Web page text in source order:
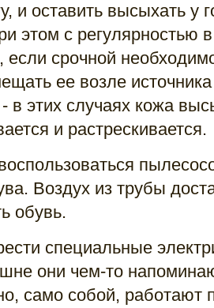
и оставить высыхать у
этом с регулярностью
если срочной
ее возле
в этих случаях кожа
и растрескивается.
Воздух из трубы
обувь.
специальные
они чем-то
само собой, работают